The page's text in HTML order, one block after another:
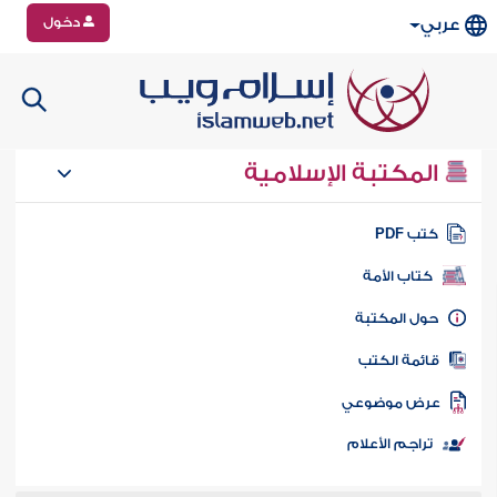
عربي دخول
المكتبة الإسلامية
كتب PDF
كتاب الأمة
المكتبة
الكتب
موضوعي